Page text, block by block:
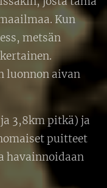
Kun
metsän
luonnon aivan
3,8km pitkä) ja
puitteet
havainnoidaan